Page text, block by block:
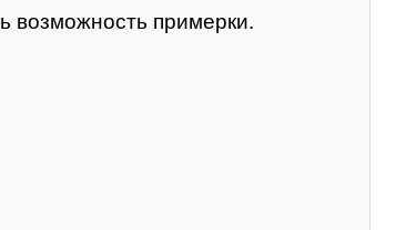
возможность примерки.